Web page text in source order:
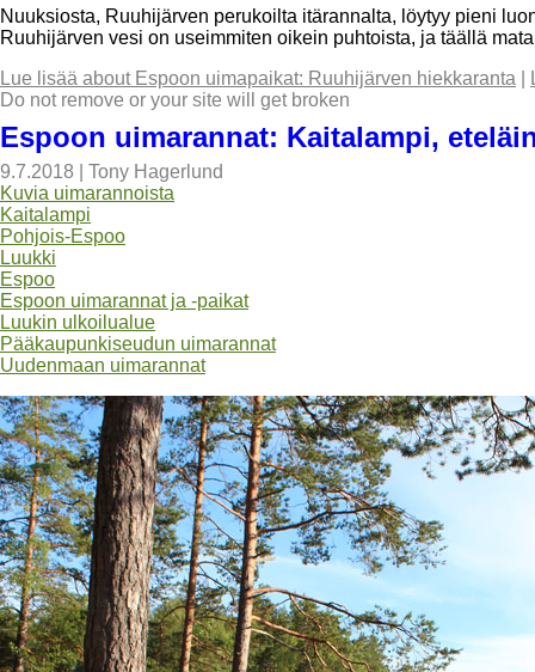
Nuuksiosta, Ruuhijärven perukoilta itärannalta, löytyy pieni
Ruuhijärven vesi on useimmiten oikein puhtoista, ja täällä
Lue lisää about Espoon uimapaikat: Ruuhijärven hiekkaranta
Do not remove or your site will get broken
Espoon uimarannat: Kaitalampi,
9.7.2018
Tony Hagerlund
Kuvia uimarannoista
Kaitalampi
Pohjois-Espoo
Luukki
Espoo
Espoon uimarannat ja -paikat
Luukin ulkoilualue
Pääkaupunkiseudun uimarannat
Uudenmaan uimarannat